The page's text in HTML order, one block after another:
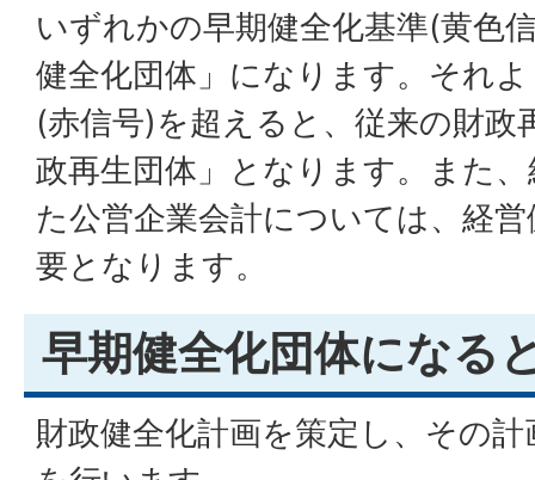
いずれかの早期健全化基準(黄色
健全化団体」になります。それ
(赤信号)を超えると、従来の財政
政再生団体」となります。また
た公営企業会計については、経
要となります。
早期健全化団体になる
財政健全化計画を策定し、その